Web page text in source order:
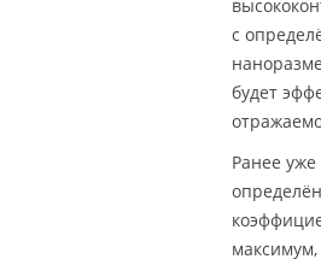
с
будет
Ранее
максимум,